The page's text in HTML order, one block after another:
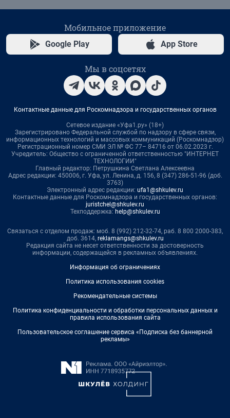
Мобильное приложение
Google Play App Store
Мы в соцсетях
Контактные данные для Роскомнадзора и государственных органов
Сетевое издание «Уфа1.ру» (18+)
Зарегистрировано Федеральной службой по надзору в сфере связи,
информационных технологий и массовых коммуникаций (Роскомнадзор)
Регистрационный номер СМИ ЭЛ № ФС 77– 84716 от 06.02.2023 г.
Учредитель: Общество с ограниченной ответственностью "ИНТЕРНЕТ
ТЕХНОЛОГИИ"
Главный редактор: Петрушкина Светлана Алексеевна
Адрес редакции: 450006, г. Уфа, ул. Ленина, д. 156, 8 (347) 286-51-96 (доб.
3763)
Электронный адрес редакции: ufa1@shkulev.ru
Контактные данные для Роскомнадзора и государственных органов:
juristchel@shkulev.ru
Техподдержка: help@shkulev.ru
Связаться с отделом продаж: моб. 8 (992) 212-32-74, раб. 8 800 2000-383,
доб. 3614, reklamangs@shkulev.ru
Редакция сайта не несет ответственности за достоверность
информации, содержащейся в рекламных объявлениях.
Информация об ограничениях
Политика использования cookies
Рекомендательные системы
Политика конфиденциальности и обработки персональных данных и
правила использования сайта
Пользовательское соглашение сервиса «Подписка без баннерной
рекламы»